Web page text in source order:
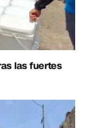
las fuertes